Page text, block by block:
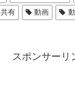
共有 動画
スポンサーリ